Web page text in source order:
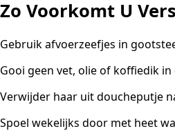
Zo Voorkomt U
Gebruik afvoerzeefjes in
Gooi geen vet, olie of koffiedik
Verwijder haar uit doucheputje
Spoel wekelijks door met heet